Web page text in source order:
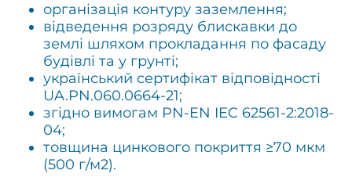
організація контуру заземлення;
відведення розряду блискавки до
землі шляхом прокладання по фасаду
будівлі та у грунті;
український сертифікат відповідності
UA.PN.060.0664-21;
згідно вимогам PN-EN IEC 62561-2:2018-
04;
товщина цинкового покриття ≥70 мкм
(500 г/м2).